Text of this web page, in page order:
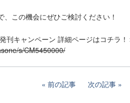
この機会にぜひご検討ください！
刊キャンペーン 詳細ページはコチラ！
s/CM5450000/
前の記事 次の記事